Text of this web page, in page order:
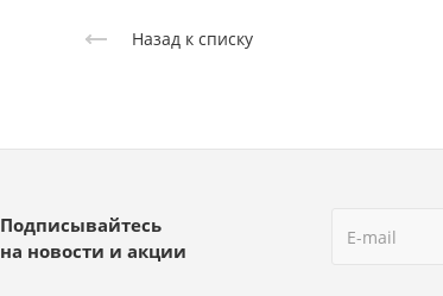
Назад к списку
Подписывайтесь
на новости и акции